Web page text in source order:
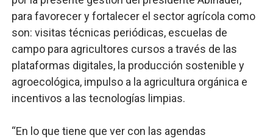
para favorecer y fortalecer el sector agrícola como
son: visitas técnicas periódicas, escuelas de
campo para agricultores cursos a través de las
plataformas digitales, la producción sostenible y
agroecológica, impulso a la agricultura orgánica e
incentivos a las tecnologías limpias.
“En lo que tiene que ver con las agendas